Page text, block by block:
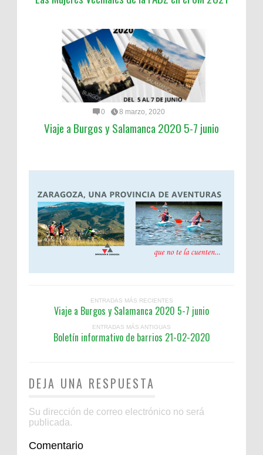
0 8 marzo, 2020
Viaje a Burgos y Salamanca 2020 5-7 junio
ENTRADAS MÁS RECIENTES
Viaje a Burgos y Salamanca 2020 5-7 junio
ENTRADAS MÁS ANTIGUAS
Boletín informativo de barrios 21-02-2020
DEJA UNA RESPUESTA
Su dirección de correo electrónico no será
publicada.
Comentario